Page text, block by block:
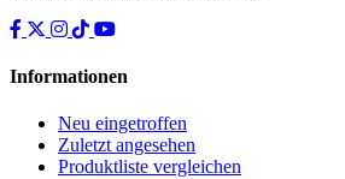
Informationen
Neu eingetroffen
Zuletzt angesehen
Produktliste vergleichen